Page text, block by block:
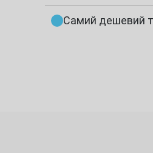
Самий дешевий